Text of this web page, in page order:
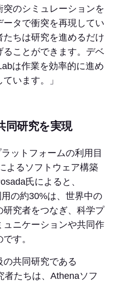
突のシミュレーションを
タで衝突を再現してい
たちは研究を進めるだけ
ことができます。デベ
は作業を効率的に進め
います。」
同研究を実現
ットフォームの利用目
よるソフトウェア構築
氏によると、
の約30%は、世界中の
究者をつなぎ、科学プ
ュニケーションや共同作
す。
共同研究である
者たちは、Athenaソフ